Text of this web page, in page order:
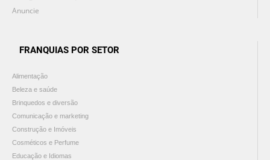
Anuncie
FRANQUIAS POR SETOR
Alimentação
Beleza e saúde
Brinquedos e diversão
Comunicação e marketing
Construção e Imóveis
Cosméticos e Perfume
Educação e Idiomas